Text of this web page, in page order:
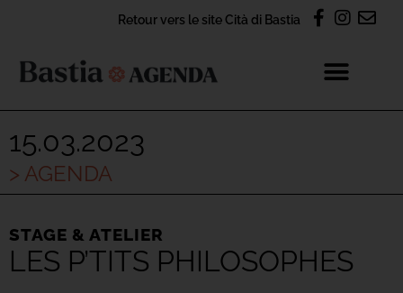
Retour vers le site Cità di Bastia
15.03.2023
> AGENDA
STAGE & ATELIER
LES P’TITS PHILOSOPHES